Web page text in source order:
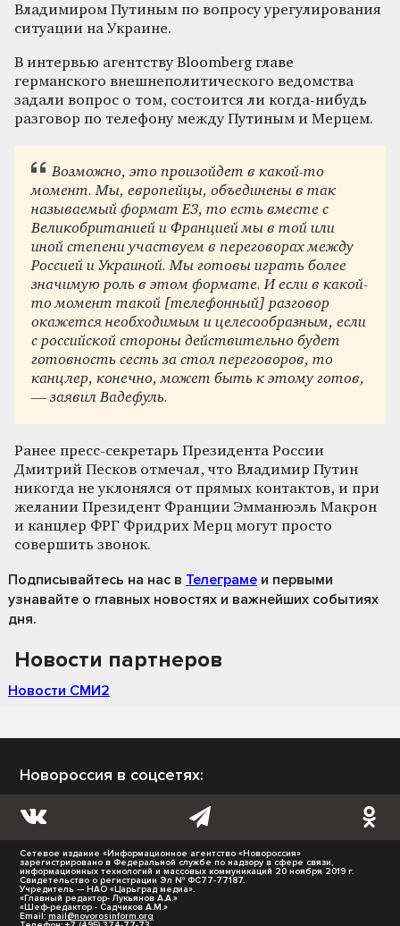
Владимиром Путиным по вопросу урегулирования
ситуации на Украине.
В интервью агентству Bloomberg главе
германского внешнеполитического ведомства
задали вопрос о том, состоится ли когда-нибудь
разговор по телефону между Путиным и Мерцем.
Возможно, это произойдет в какой-то
момент. Мы, европейцы, объединены в так
называемый формат Е3, то есть вместе с
Великобританией и Францией мы в той или
иной степени участвуем в переговорах между
Россией и Украиной. Мы готовы играть более
значимую роль в этом формате. И если в какой-
то момент такой [телефонный] разговор
окажется необходимым и целесообразным, если
с российской стороны действительно будет
готовность сесть за стол переговоров, то
канцлер, конечно, может быть к этому готов,
— заявил Вадефуль.
Ранее пресс-секретарь Президента России
Дмитрий Песков отмечал, что Владимир Путин
никогда не уклонялся от прямых контактов, и при
желании Президент Франции Эмманюэль Макрон
и канцлер ФРГ Фридрих Мерц могут просто
совершить звонок.
Подписывайтесь на нас в Телеграме и первыми
узнавайте о главных новостях и важнейших событиях
дня.
Новости партнеров
Новости СМИ2
Новороссия в соцсетях:
Сетевое издание «Информационное агентство «Новороссия»
зарегистрировано в Федеральной службе по надзору в сфере связи,
информационных технологий и массовых коммуникаций 20 ноября 2019 г.
Свидетельство о регистрации Эл № ФС77-77187.
Учредитель — НАО «Царьград медиа».
«Главный редактор- Лукьянов А.А.»
«Шеф-редактор - Садчиков А.М.»
Email: mail@novorosinform.org